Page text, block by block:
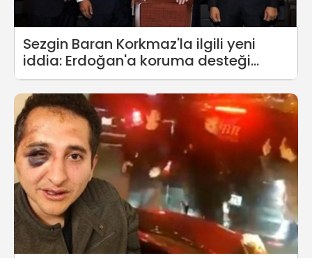
Sezgin Baran Korkmaz'la ilgili yeni
iddia: Erdoğan'a koruma desteği
sağladı